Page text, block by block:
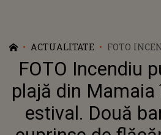
ACTUALITATE
FOTO
PLAJĂ
SEZON
FOST
ACEASTĂ
FOTO Incendiu
plajă din Mamaia
estival. Două